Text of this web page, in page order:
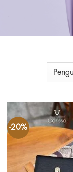
-20%